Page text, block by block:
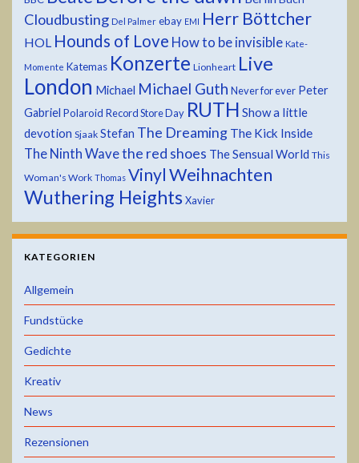
Cloudbusting Del Palmer ebay EMI Herr Böttcher
HOL Hounds of Love How to be invisible Kate-
Momente Katemas Konzerte Lionheart Live
London Michael Michael Guth Never for ever Peter
Gabriel Polaroid Record Store Day RUTH Show a little
devotion Sjaak Stefan The Dreaming The Kick Inside
The Ninth Wavethe red shoes The Sensual World This
Woman's Work Thomas VinylWeihnachten
Wuthering Heights Xavier
KATEGORIEN
Allgemein
Fundstücke
Gedichte
Kreativ
News
Rezensionen